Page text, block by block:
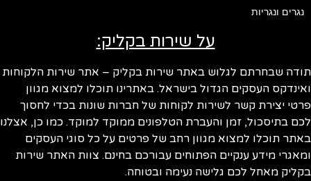
נגרים ונגריות
על שירות בקליק:
תודה שבחרתם לגלוש באתר שירות בקליק – אתר שירות הלקוחות
ואינדקס העסקים הגדול בישראל. באתרינו תוכלו למצוא מגוון
פרטי יצירת קשר לשירות לקוחות של חברות שונות בכדי לחסוך
לכם בתיסכול, זמן והעברת הטלפונים ממוקד למוקד. כמו כן, אצלנו
באתר תוכלו למצוא מגוון רחב של פרטים על כל סוגי העסקים
ומאגרי מידע ענקיים הפתוחים עבורכם בחינם. צוות האתר שירות
בקליק מאחל לכם גלישה נעימה ובטוחה.